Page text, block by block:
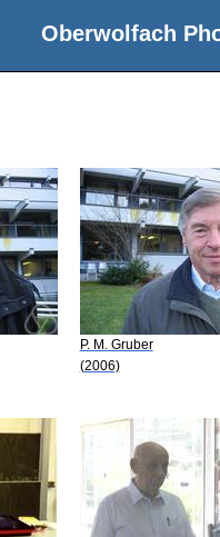
Oberwolfach
P. M. Gruber
(2006)